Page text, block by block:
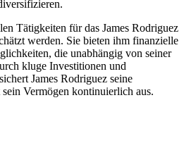
Tätigkeiten für das James Rodriguez
werden. Sie bieten ihm finanzielle
die unabhängig von seiner
kluge Investitionen und
James Rodriguez seine
Vermögen kontinuierlich aus.